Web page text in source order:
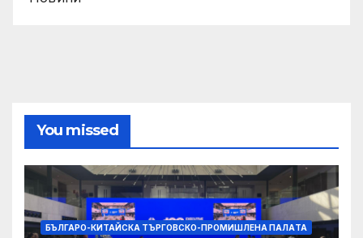
You missed
БЪЛГАРО-КИТАЙСКА ТЪРГОВСКО-ПРОМИШЛЕНА ПАЛAТА